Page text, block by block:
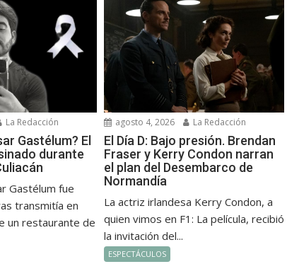
La Redacción
Gastélum? El
durante
Gastélum fue
transmitía en
un restaurante de
agosto 4, 2026 La Redacción
El Día D: Bajo presión. Brendan
Fraser y Kerry Condon narran
el plan del Desembarco de
Normandía
La actriz irlandesa Kerry Condon, a
quien vimos en F1: La película, recibió
la invitación del...
ESPECTÁCULOS